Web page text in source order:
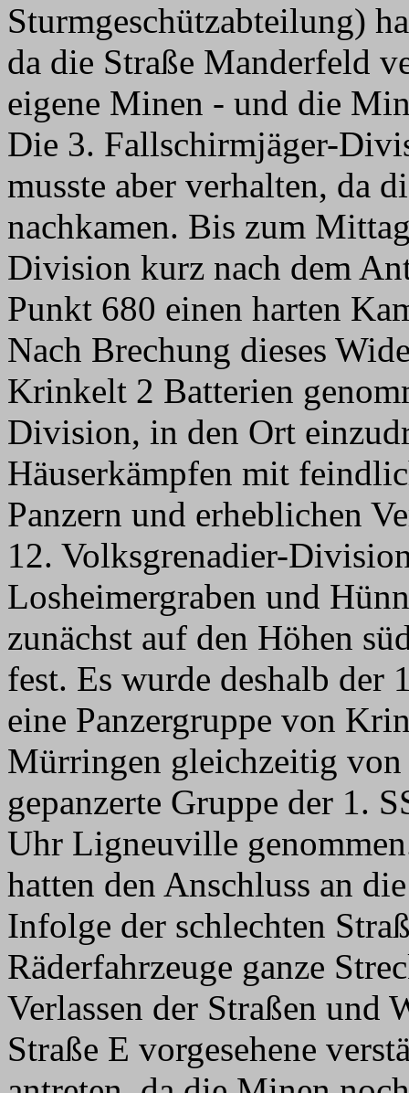
Sturmgeschützabteilung)
da die Straße Manderfeld
eigene Minen - und die
Die 3. Fallschirmjäger-
musste aber verhalten, da
nachkamen. Bis zum
Division kurz nach dem
Punkt 680 einen harten
Nach Brechung dieses
Krinkelt 2 Batterien
Division, in den Ort
Häuserkämpfen mit
Panzern und erheblichen
12. Volksgrenadier-
Losheimergraben und
zunächst auf den Höhen
fest. Es wurde deshalb der
eine Panzergruppe von
Mürringen gleichzeitig
gepanzerte Gruppe der 1.
Uhr Ligneuville
hatten den Anschluss an
Infolge der schlechten
Räderfahrzeuge ganze
Verlassen der Straßen und
Straße E vorgesehene